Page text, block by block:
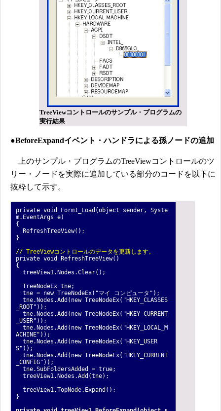
TreeViewコントロールのサンプル・プログラムの
実行結果
●BeforeExpandイベント・ハンドラによる孫ノードの追加
上のサンプル・プログラムのTreeViewコントロールのツ
リー・ノードを実際に追加している部分のコードを以下に
抜粋して示す。
private void Form1_Load(object sender, Syste
m.EventArgs e)
{
RefreshTreeView();
}
// TreeViewコントロールのデータを更新します。
private void RefreshTreeView()
{
treeView1.Nodes.Clear();
TreeNodeEx tne;
tne = new TreeNodeEx("マイ コンピュータ");
tne.Nodes.Add(new TreeNodeEx("HKEY_CLASSES
_ROOT"));
tne.Nodes.Add(new TreeNodeEx("HKEY_CURRENT
_USER"));
tne.Nodes.Add(new TreeNodeEx("HKEY_LOCAL_M
ACHINE"));
tne.Nodes.Add(new TreeNodeEx("HKEY_USER
S"));
tne.Nodes.Add(new TreeNodeEx("HKEY_CURRENT
_CONFIG"));
tne.SubFoldersAdded = true;
treeView1.Nodes.Add(tne);
treeView1.TopNode.Expand();
}